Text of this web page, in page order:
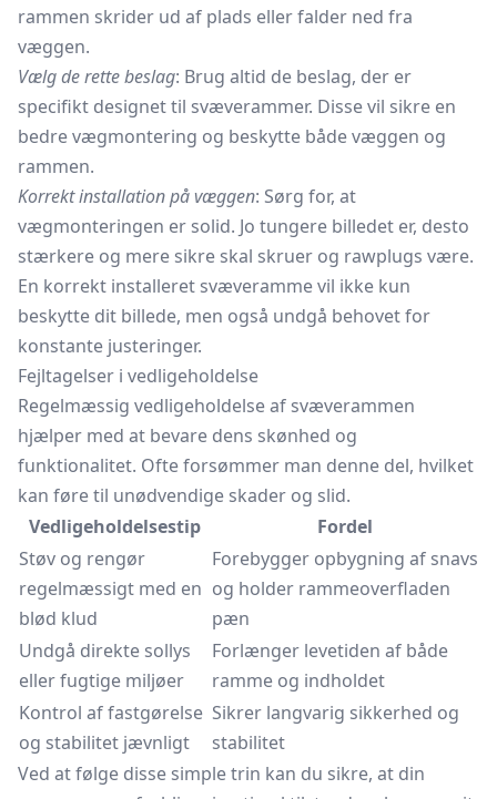
rammen skrider ud af plads eller falder ned fra
væggen.
Vælg de rette beslag: Brug altid de beslag, der er
specifikt designet til svæverammer. Disse vil sikre en
bedre vægmontering og beskytte både væggen og
rammen.
Korrekt installation på væggen: Sørg for, at
vægmonteringen er solid. Jo tungere billedet er, desto
stærkere og mere sikre skal skruer og rawplugs være.
En korrekt installeret svæveramme vil ikke kun
beskytte dit billede, men også undgå behovet for
konstante justeringer.
Fejltagelser i vedligeholdelse
Regelmæssig vedligeholdelse af svæverammen
hjælper med at bevare dens skønhed og
funktionalitet. Ofte forsømmer man denne del, hvilket
kan føre til unødvendige skader og slid.
Vedligeholdelsestip
Fordel
Støv og rengør
regelmæssigt med en
blød klud
Forebygger opbygning af snavs
og holder rammeoverfladen
pæn
Undgå direkte sollys
eller fugtige miljøer
Forlænger levetiden af både
ramme og indholdet
Kontrol af fastgørelse
og stabilitet jævnligt
Sikrer langvarig sikkerhed og
stabilitet
Ved at følge disse simple trin kan du sikre, at din